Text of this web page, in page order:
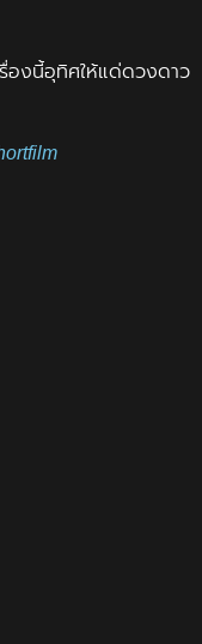
งนี้อุทิศให้แด่ดวงดาว